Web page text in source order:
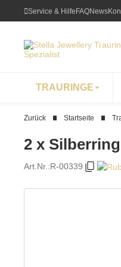
Service & HilfeFAQNews
TRAURINGE
Zurück Startseite
2 x
Art.Nr.:R-00339